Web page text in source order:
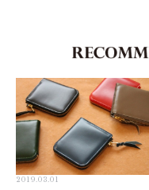
2019.03.01